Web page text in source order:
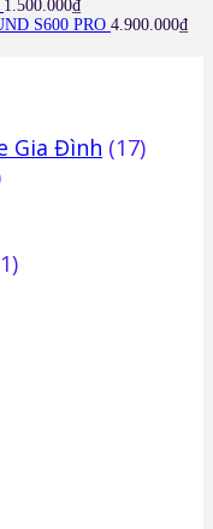
1.500.000₫
S600 PRO 4.900.000₫
Gia Đình (17)